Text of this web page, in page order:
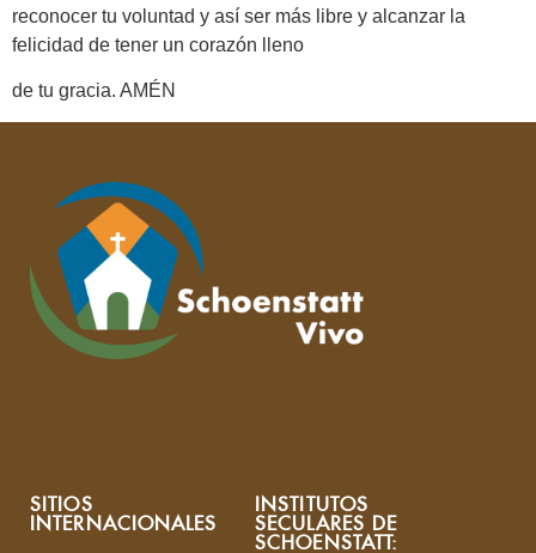
reconocer tu voluntad y así ser más libre y alcanzar la
felicidad de tener un corazón lleno
de tu gracia. AMÉN
SITIOS
INTERNACIONALES
INSTITUTOS
SECULARES DE
SCHOENSTATT: